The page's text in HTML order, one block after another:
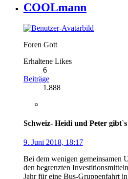
COOLmann
Foren Gott
Erhaltene Likes
6
Beiträge
1.888
Schweiz- Heidi und Peter
9. Juni 2018, 18:17
Bei dem wenigen gemeinsamen
den begrenzten
Jahr für eine Bus-Gruppenfahrt